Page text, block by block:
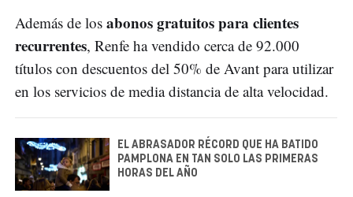
Además de los abonos gratuitos para clientes
recurrentes, Renfe ha vendido cerca de 92.000
títulos con descuentos del 50% de Avant para utilizar
en los servicios de media distancia de alta velocidad.
EL ABRASADOR RÉCORD QUE HA BATIDO
PAMPLONA EN TAN SOLO LAS PRIMERAS
HORAS DEL AÑO